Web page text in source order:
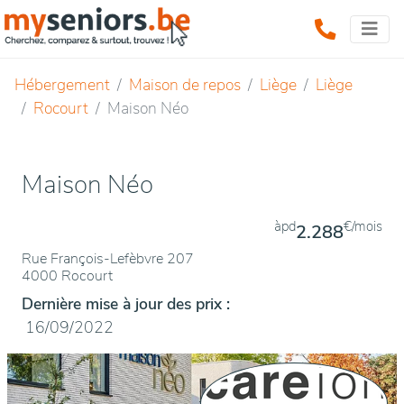
Hébergement Maison de repos Liège
Liège
Rocourt
Maison Néo
Maison Néo
Rue François-Lefèbvre 207
4000 Rocourt
àpd2.288€/mois
Dernière mise à jour des prix :
16/09/2022